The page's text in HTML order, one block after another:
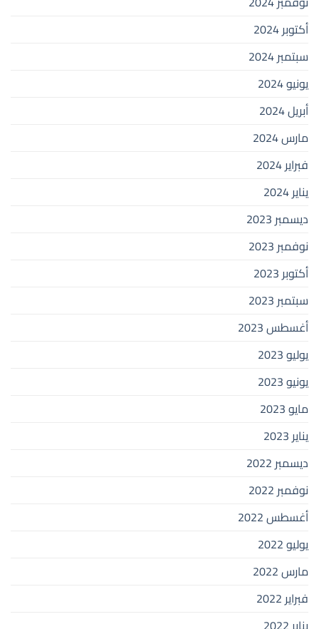
أكتوبر 2024
سبتمبر 2024
يونيو 2024
أبريل 2024
مارس 2024
فبراير 2024
يناير 2024
ديسمبر 2023
نوفمبر 2023
أكتوبر 2023
سبتمبر 2023
أغسطس 2023
يوليو 2023
يونيو 2023
مايو 2023
يناير 2023
ديسمبر 2022
نوفمبر 2022
أغسطس 2022
يوليو 2022
مارس 2022
فبراير 2022